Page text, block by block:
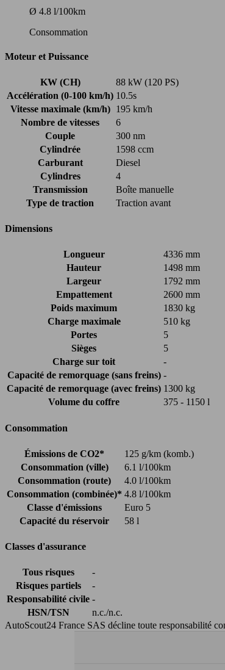
Ø 4.8 l/100km
Consommation
Moteur et Puissance
KW (CH)
88 kW (120 PS)
Accélération (0-100 km/h) 10.5s
Vitesse maximale (km/h)
195 km/h
Nombre de vitesses
6
Couple
300 nm
Cylindrée
1598 ccm
Carburant
Diesel
Cylindres
4
Transmission
Boîte manuelle
Type de traction
Traction avant
Dimensions
Longueur
4336 mm
Hauteur
1498 mm
Largeur
1792 mm
Empattement
2600 mm
Poids maximum
1830 kg
Charge maximale
510 kg
Portes
5
Sièges
5
Charge sur toit
-
Capacité de remorquage (sans freins) -
Capacité de remorquage (avec freins) 1300 kg
Volume du coffre
375 - 1150 l
Consommation
Émissions de CO2*
125 g/km (komb.)
Consommation (ville)
6.1 l/100km
Consommation (route)
4.0 l/100km
Consommation (combinée)* 4.8 l/100km
Classe d'émissions
Euro 5
Capacité du réservoir
58 l
Classes d'assurance
Tous risques
-
Risques partiels
-
Responsabilité civile -
HSN/TSN
n.c./n.c.
AutoScout24 France SAS décline toute responsabilité